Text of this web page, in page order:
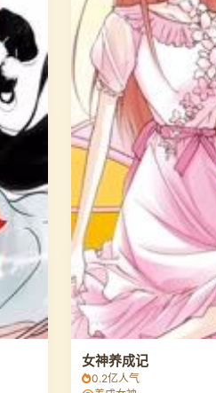
女神养成记
0.2亿人气